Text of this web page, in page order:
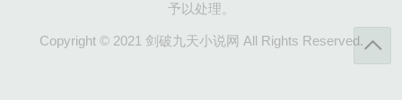
予以处理。
Copyright © 2021 剑破九天小说网 All Rights Reserved.